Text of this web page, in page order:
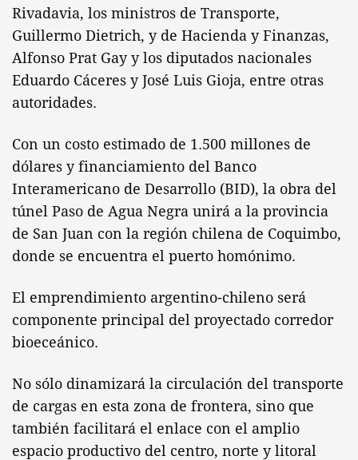
Rivadavia, los ministros de Transporte,
Guillermo Dietrich, y de Hacienda y Finanzas,
Alfonso Prat Gay y los diputados nacionales
Eduardo Cáceres y José Luis Gioja, entre otras
autoridades.
Con un costo estimado de 1.500 millones de
dólares y financiamiento del Banco
Interamericano de Desarrollo (BID), la obra del
túnel Paso de Agua Negra unirá a la provincia
de San Juan con la región chilena de Coquimbo,
donde se encuentra el puerto homónimo.
El emprendimiento argentino-chileno será
componente principal del proyectado corredor
bioeceánico.
No sólo dinamizará la circulación del transporte
de cargas en esta zona de frontera, sino que
también facilitará el enlace con el amplio
espacio productivo del centro, norte y litoral